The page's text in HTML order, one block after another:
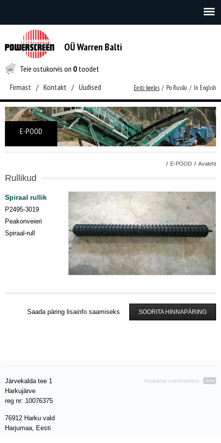
OÜ Warren Balti
Teie ostukorvis on 0 toodet
Firmast / Kontakt / Uudised Eesti keeles / Po Russki / In English
E-POOD
/ E-POOD / Avaleht
Rullikud
Spiraal rullik
P2495-3019
Peakonveieri
Spiraal-rull
Saada päring lisainfo saamiseks SOORITA HINNAPÄRING
Järvekalda tee 1
Harkujärve
reg nr: 10076375
76912 Harku vald
Harjumaa, Eesti
Kodulehe valmistamine